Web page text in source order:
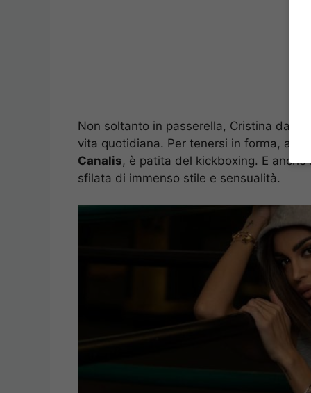
Non soltanto in passerella, Cristina da’ il
vita quotidiana. Per tenersi in forma,
Canalis, è patita del kickboxing. E anche
sfilata di immenso stile e sensualità.